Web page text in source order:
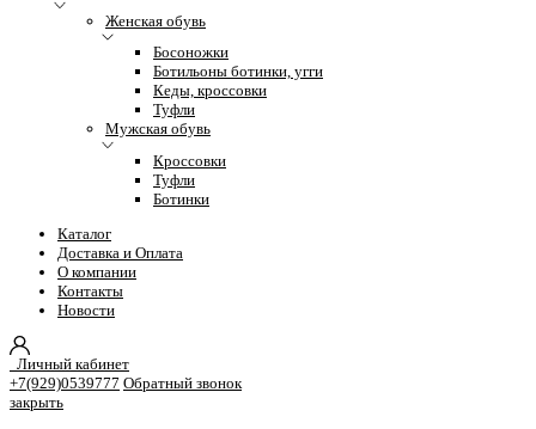
Женская обувь
Босоножки
Ботильоны ботинки, угги
Кеды, кроссовки
Туфли
Мужская обувь
Кроссовки
Туфли
Ботинки
Каталог
Доставка и Оплата
О компании
Контакты
Новости
Личный кабинет
+7(929)0539777 Обратный звонок
закрыть